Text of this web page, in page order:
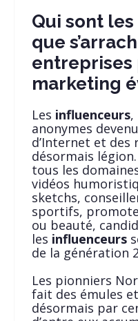
Qui sont
que
entreprises
marketing
Les influenceurs,
anonymes
d’Internet et des
désormais
tous les
vidéos
sketchs,
sportifs,
ou beauté,
les influenceurs
de la génération
Les pionniers
fait des émules
désormais par